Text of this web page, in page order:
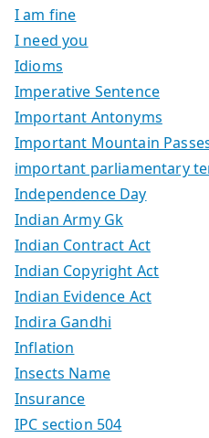
I am fine
I need you
Idioms
Imperative Sentence
Important Antonyms
Important Mountain
important parliamentary
Independence Day
Indian Army Gk
Indian Contract Act
Indian Copyright Act
Indian Evidence Act
Indira Gandhi
Inflation
Insects Name
Insurance
IPC section 504